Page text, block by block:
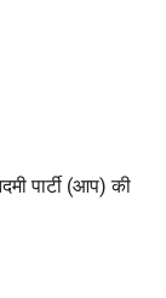
पार्टी (आप) की